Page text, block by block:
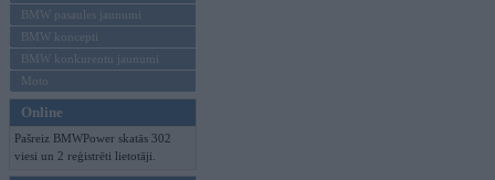
BMW pasaules jaunumi
BMW koncepti
BMW konkurentu jaunumi
Moto
Online
Pašreiz BMWPower skatās 302
viesi un 2 reģistrēti lietotāji.